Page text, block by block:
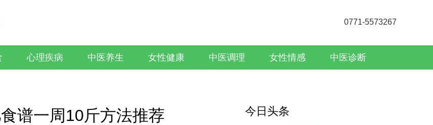
0771-5573267
心理疾病 中医养生 女性健康 中医调理 女性情感 中医诊断
谱一周10斤方法推荐 今日头条